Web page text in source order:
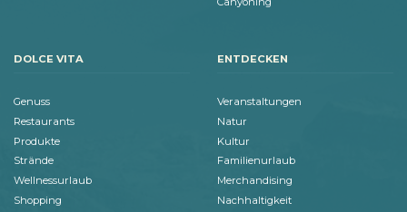
DOLCE VITA
Genuss
Restaurants
Produkte
Strände
Wellnessurlaub
Shopping
ENTDECKEN
Veranstaltungen
Natur
Kultur
Familienurlaub
Merchandising
Nachhaltigkeit